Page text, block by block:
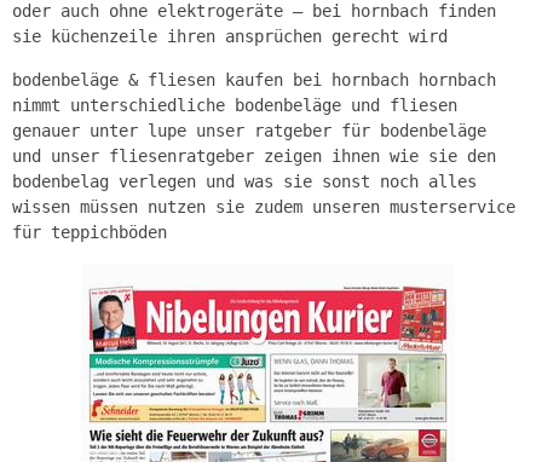
oder auch ohne elektrogeräte – bei hornbach finden
sie küchenzeile ihren ansprüchen gerecht wird
bodenbeläge & fliesen kaufen bei hornbach hornbach
nimmt unterschiedliche bodenbeläge und fliesen
genauer unter lupe unser ratgeber für bodenbeläge
und unser fliesenratgeber zeigen ihnen wie sie den
bodenbelag verlegen und was sie sonst noch alles
wissen müssen nutzen sie zudem unseren musterservice
für teppichböden